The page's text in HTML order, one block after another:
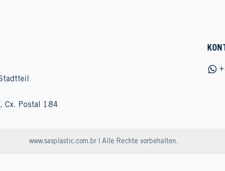
Cx. Postal 184
www.sasplastic.com.br | Alle Rechte vorbehalten.